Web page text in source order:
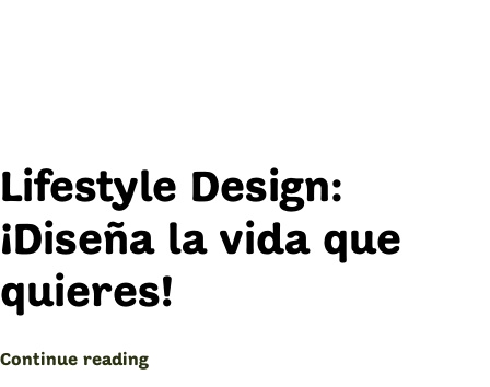
Lifestyle Design:
¡Diseña la vida que
quieres!
Continue reading“Lifestyle